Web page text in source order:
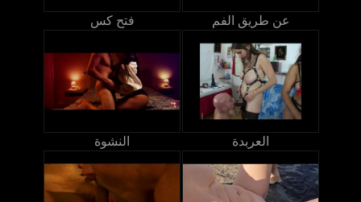
فتح كس عن طريق الفم
النشوة العربدة